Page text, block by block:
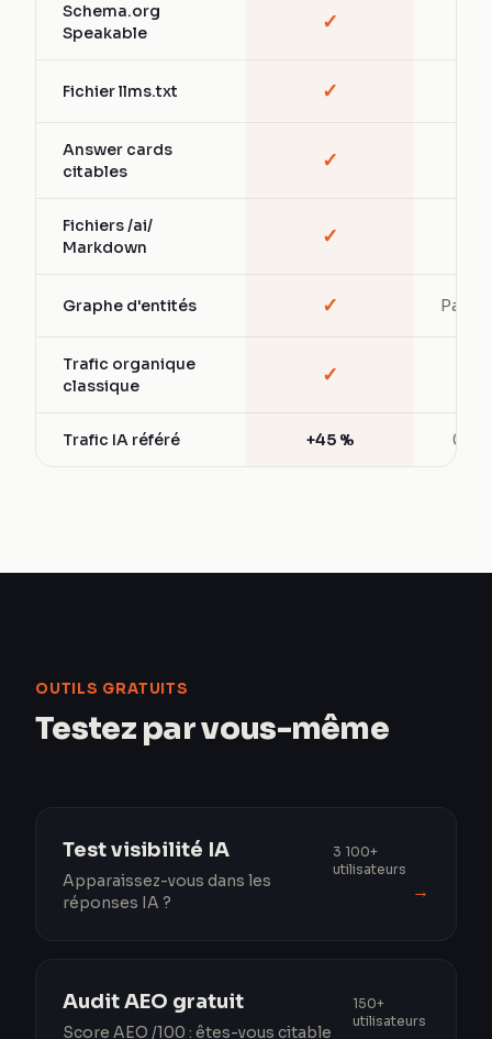
Schema.org
Speakable
✓
Fichier llms.txt ✓
Answer cards
citables
✓
Fichiers /ai/
Markdown
✓
Graphe d'entités ✓ Partiel
Trafic organique
classique
✓
Trafic IA référé +45 % 0 %
OUTILS GRATUITS
Testez par vous-même
Test visibilité IA
Apparaissez-vous dans les
réponses IA ?
3 100+
utilisateurs
→
Audit AEO gratuit
Score AEO /100 : êtes-vous citable
150+
utilisateurs